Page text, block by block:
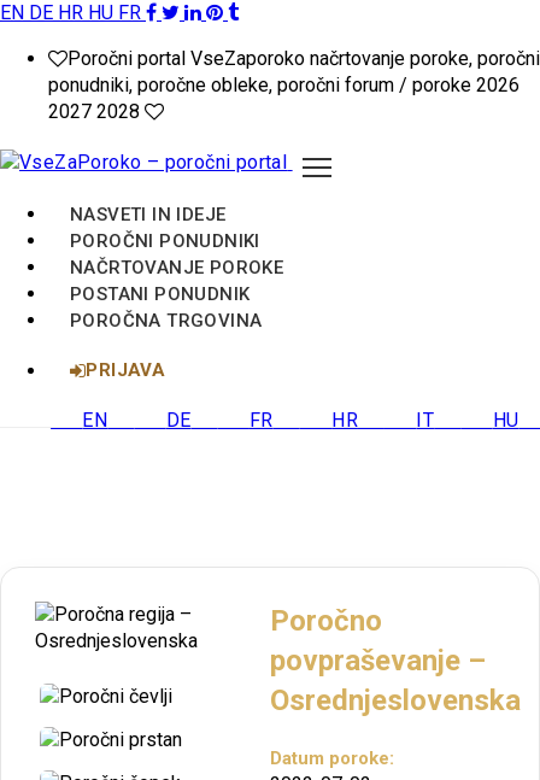
VseZaPoroko.net
Poročni
portal
za
načrtovanje
EN DE HR HU FR
Poročni portal VseZaporoko načrtovanje poroke, poročni
ponudniki, poročne obleke, poročni forum / poroke 2026
2027 2028
NASVETI IN IDEJE
POROČNI PONUDNIKI
NAČRTOVANJE POROKE
POSTANI PONUDNIK
POROČNA TRGOVINA
PRIJAVA
EN DE FR HR IT HU
Poročno
povpraševanje –
Osrednjeslovenska
Datum poroke: